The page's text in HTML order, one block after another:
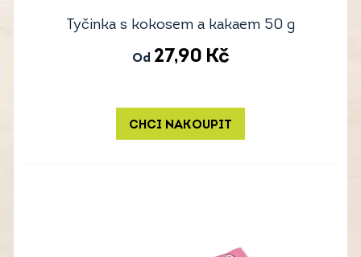
Tyčinka s kokosem a kakaem 50 g
Od 27,90 Kč
CHCI NAKOUPIT